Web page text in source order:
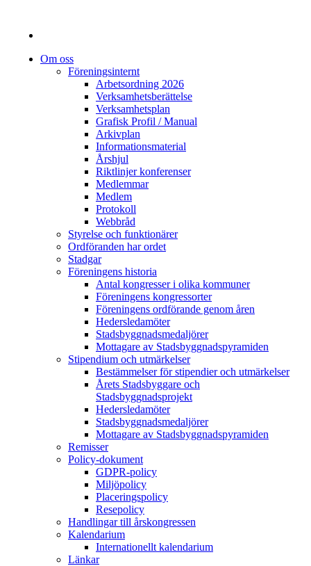
Om oss
Föreningsinternt
Arbetsordning 2026
Verksamhetsberättelse
Verksamhetsplan
Grafisk Profil / Manual
Arkivplan
Informationsmaterial
Årshjul
Riktlinjer konferenser
Medlemmar
Medlem
Protokoll
Webbråd
Styrelse och funktionärer
Ordföranden har ordet
Stadgar
Föreningens historia
Antal kongresser i olika kommuner
Föreningens kongressorter
Föreningens ordförande genom åren
Hedersledamöter
Stadsbyggnadsmedaljörer
Mottagare av Stadsbyggnadspyramiden
Stipendium och utmärkelser
Bestämmelser för stipendier och utmärkelser
Årets Stadsbyggare och
Stadsbyggnadsprojekt
Hedersledamöter
Stadsbyggnadsmedaljörer
Mottagare av Stadsbyggnadspyramiden
Remisser
Policy-dokument
GDPR-policy
Miljöpolicy
Placeringspolicy
Resepolicy
Handlingar till årskongressen
Kalendarium
Internationellt kalendarium
Länkar